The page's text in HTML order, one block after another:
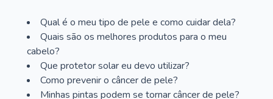
Qual é o meu tipo de pele e como cuidar dela?
Quais são os melhores produtos para o meu
cabelo?
Que protetor solar eu devo utilizar?
Como prevenir o câncer de pele?
Minhas pintas podem se tornar câncer de pele?